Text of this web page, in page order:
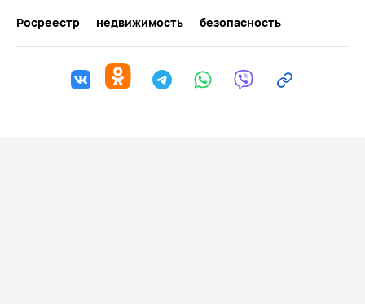
Росреестр недвижимость безопасность